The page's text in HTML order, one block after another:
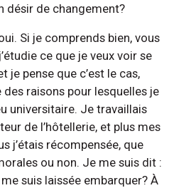
désir de changement?
Si je comprends bien, vous
ce que je veux voir se
je pense que c’est le cas,
des raisons pour lesquelles je
universitaire. Je travaillais
de l’hôtellerie, et plus mes
j’étais récompensée, que
ou non. Je me suis dit :
suis laissée embarquer? À